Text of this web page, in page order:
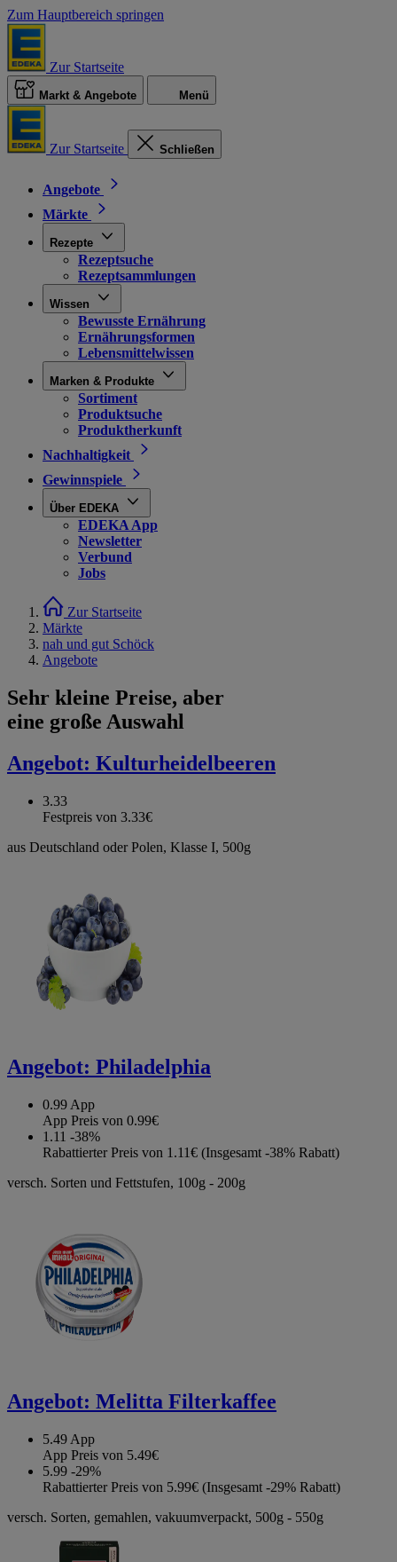
Zum Hauptbereich springen
Zur Startseite
Markt & Angebote Menü
Zur Startseite Schließen
Angebote
Märkte
Rezepte
Rezeptsuche
Rezeptsammlungen
Wissen
Bewusste Ernährung
Ernährungsformen
Lebensmittelwissen
Marken & Produkte
Sortiment
Produktsuche
Produktherkunft
Nachhaltigkeit
Gewinnspiele
Über EDEKA
EDEKA App
Newsletter
Verbund
Jobs
Zur Startseite
Märkte
nah und gut Schöck
Angebote
Sehr kleine Preise, aber
eine große Auswahl
Angebot: Kulturheidelbeeren
3.33
Festpreis von 3.33€
aus Deutschland oder Polen, Klasse I, 500g
Angebot: Philadelphia
0.99 App
App Preis von 0.99€
1.11 -38%
Rabattierter Preis von 1.11€ (Insgesamt -38% Rabatt)
versch. Sorten und Fettstufen, 100g - 200g
Angebot: Melitta Filterkaffee
5.49 App
App Preis von 5.49€
5.99 -29%
Rabattierter Preis von 5.99€ (Insgesamt -29% Rabatt)
versch. Sorten, gemahlen, vakuumverpackt, 500g - 550g